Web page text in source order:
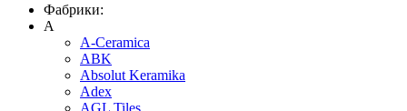
Фабрики:
A
A-Ceramica
ABK
Absolut Keramika
Adex
AGL Tiles